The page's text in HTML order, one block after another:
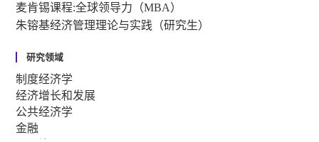
2004.10-2024.1，清华大学经管学院Mansfield Freeman弗里
曼讲席教授
2002.4-2004.7，清华大学经济管理学院特聘教授。
1999.9-2004.7，香港大学经济金融学院，助理教授、副教
授。
1992.9-1999.6，美国波士顿学院，助理教授。
2013.7-2014.1，美国斯坦福大学访问教授。
麦肯锡课程:全球领导力（MBA）
朱镕基经济管理理论与实践（研究生）
研究领域
制度经济学
经济增长和发展
公共经济学
金融